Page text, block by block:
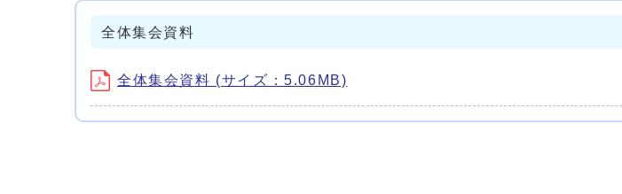
全体集会資料
全体集会資料 (サイズ：5.06MB)